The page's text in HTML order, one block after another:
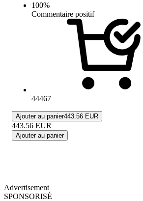
100%
Commentaire positif
44467
Ajouter au panier443.56 EUR
443.56 EUR
Ajouter au panier
Advertisement
SPONSORISÉ